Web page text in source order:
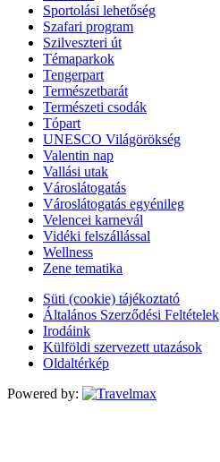
Sportolási lehetőség
Szafari program
Szilveszteri út
Témaparkok
Tengerpart
Természetbarát
Természeti csodák
Tópart
UNESCO Világörökség
Valentin nap
Vallási utak
Városlátogatás
Városlátogatás egyénileg
Velencei karnevál
Vidéki felszállással
Wellness
Zene tematika
Süti (cookie) tájékoztató
Általános Szerződési Feltételek
Irodáink
Külföldi szervezett utazások
Oldaltérkép
Powered by: